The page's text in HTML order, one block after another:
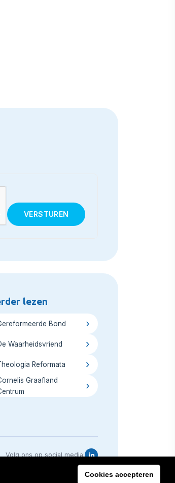
lezen
Bond
Waarheidsvriend
Reformata
Graafland
Volg ons op social media:
Cookies accepteren